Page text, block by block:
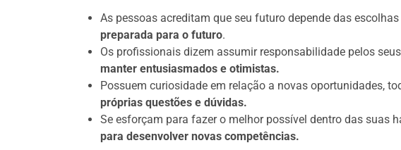
As pessoas acreditam que seu futuro depende das
preparada para o futuro.
Os profissionais dizem assumir responsabilidade pelos
manter entusiasmados e otimistas.
Possuem curiosidade em relação a novas oportunidades,
próprias questões e dúvidas.
Se esforçam para fazer o melhor possível dentro das suas
para desenvolver novas competências.